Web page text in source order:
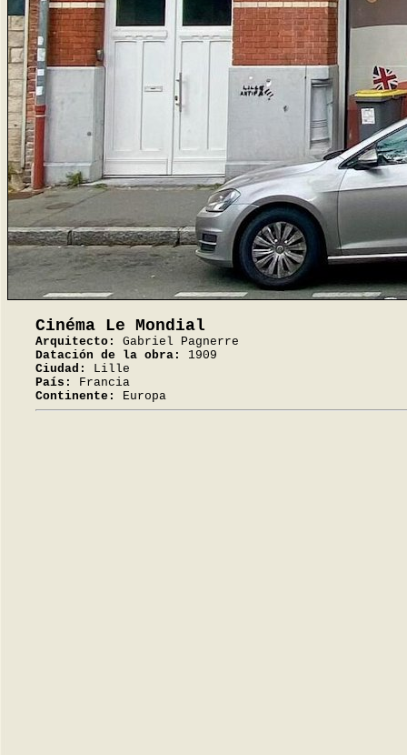
Cinéma Le Mondial
Arquitecto:
Gabriel Pagnerre
Datación de la obra:
1909
Ciudad:
Lille
País:
Francia
Continente:
Europa